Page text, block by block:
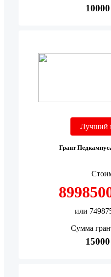
Лучший
Грант
или
Сумма